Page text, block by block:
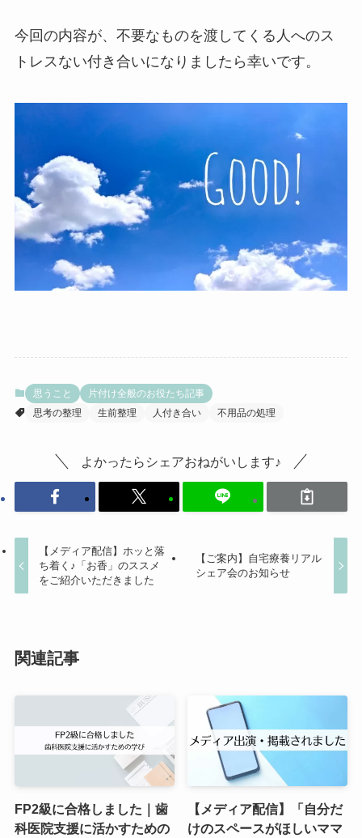
今回の内容が、不要なものを渡してくる人へのス
トレスない付き合いになりましたら幸いです。
思うこと
片付け全般のお役たち記事
思考の整理
生前整理 人付き合い 不用品の処理
よかったらシェアおねがいします♪
【メディア配信】ホッと落
ち着く♪「お香」のススメ
をご紹介いただきました
【ご案内】自宅療養リアル
シェア会のお知らせ
関連記事
FP2級に合格しました｜歯
科医院支援に活かすための
【メディア配信】「自分だ
けのスペースがほしいママ